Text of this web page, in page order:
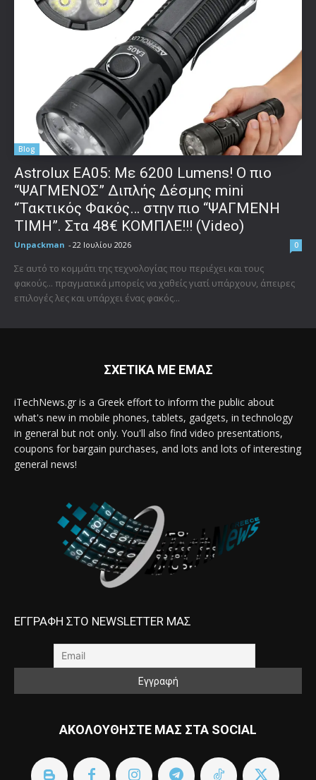
Blog
Astrolux ΕΑ05: Με 6200 Lumens! Ο πιο
“ΨΑΓΜΕΝΟΣ” Διπλής Δέσμης mini
“Τακτικός Φακός… στην πιο “ΨΑΓΜΕΝΗ
ΤΙΜΗ”. Στα 48€ ΚΟΜΠΛΕ!!! (Video)
Unpackman - 22 Ιουλίου 2026 0
Σε αυτό το κομμάτι της τεχνολογίας που περιέχει και τους
φακούς... πραγματικά μπορείς να χαθείς γιατί υπάρχουν, άπειρες
επιλογές λες και υπάρχει ένας φακός...
ΣΧΕΤΙΚΑ ΜΕ ΕΜΑΣ
iTechNews.gr is a Greek effort to inform the public about
what's new in mobile phones, tablets, gadgets, in technology
in general but not only. You'll also find video presentations,
coupons for bargain purchases, and lots and lots of interesting
general news!
ΕΓΓΡΑΦΗ ΣΤΟ NEWSLETTER ΜΑΣ
ΑΚΟΛΟΥΘΗΣΤΕ ΜΑΣ ΣΤΑ SOCIAL